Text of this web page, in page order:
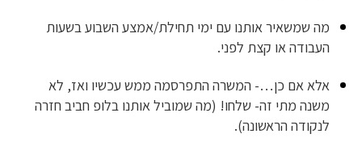
מה שמשאיר אותנו עם ימי תחילת/אמצע השבוע בשעות
העבודה או קצת לפני.
אלא אם כן…- המשרה התפרסמה ממש עכשיו ואז, לא
משנה מתי זה- שלחו! (מה שמוביל אותנו בלופ חביב חזרה
לנקודה הראשונה).